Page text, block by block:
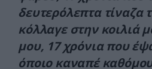
δευτερόλεπτα τίναζα
κόλλαγε στην κοιλιά
μου, 17 χρόνια που
όποιο καναπέ